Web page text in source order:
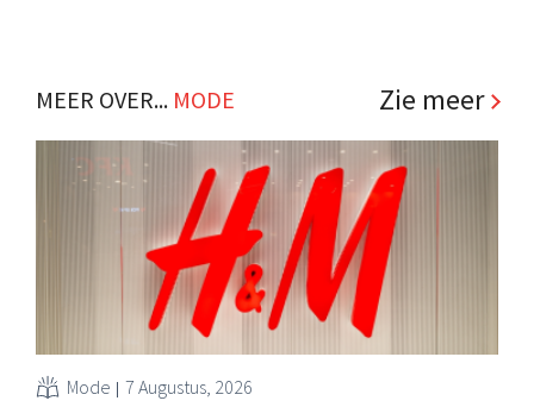
MEER OVER... MODE Zie meer
Mode 7 Augustus, 2026